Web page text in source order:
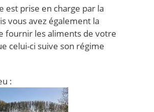
est prise en charge par la
vous avez également la
fournir les aliments de votre
celui-ci suive son régime
: